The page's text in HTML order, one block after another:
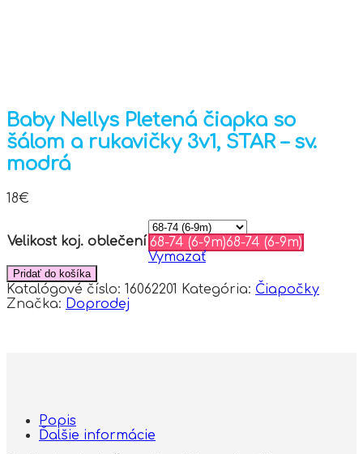
Baby Nellys Pletená čiapka so
šálom a rukavičky 3v1, STAR – sv.
modrá
18€
Velikost koj. oblečení 68-74 (6-9m)68-74 (6-9m)
Vymazať
Pridať do košíka
Katalógové číslo: 16062201 Kategória: Čiapočky
Značka: Doprodej
Popis
Ďalšie informácie